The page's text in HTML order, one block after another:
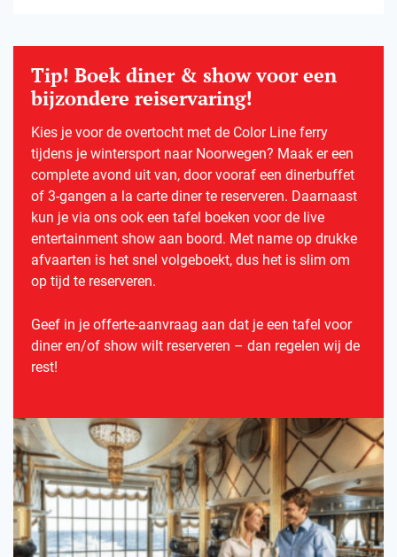
Tip! Boek diner & show voor een
bijzondere reiservaring!
Kies je voor de overtocht met de Color Line ferry
tijdens je wintersport naar Noorwegen? Maak er een
complete avond uit van, door vooraf een dinerbuffet
of 3-gangen a la carte diner te reserveren. Daarnaast
kun je via ons ook een tafel boeken voor de live
entertainment show aan boord. Met name op drukke
afvaarten is het snel volgeboekt, dus het is slim om
op tijd te reserveren.
Geef in je offerte-aanvraag aan dat je een tafel voor
diner en/of show wilt reserveren – dan regelen wij de
rest!